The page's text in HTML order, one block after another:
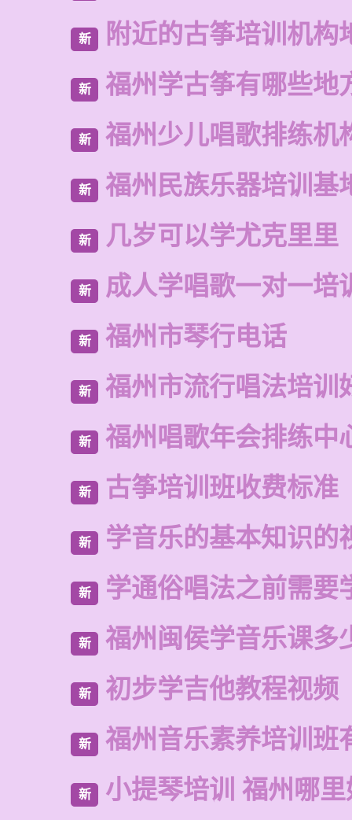
新 附近的古筝培训机构
新 福州学古筝有哪些地
新 福州少儿唱歌排练机
新 福州民族乐器培训基
新 几岁可以学尤克里里
新 成人学唱歌一对一培
新 福州市琴行电话
新 福州市流行唱法培训
新 福州唱歌年会排练中
新 古筝培训班收费标准
新 学音乐的基本知识的
新 学通俗唱法之前需要
新 福州闽侯学音乐课多
新 初步学吉他教程视频
新 福州音乐素养培训班
新 小提琴培训 福州哪